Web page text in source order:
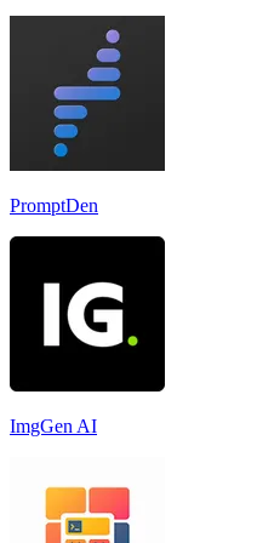
PromptDen
ImgGen AI